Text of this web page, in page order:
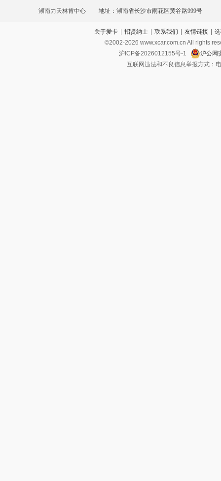
湖南力天林肯中心 地址：湖南省长沙市雨花区黄谷路999号
关于爱卡 | 招贤纳士 | 联系我们 | 友情链接 |
©2002-2026 www.xcar.com.cn All rights
沪ICP备2026012155号-1
沪公网
互联网违法和不良信息举报方式：